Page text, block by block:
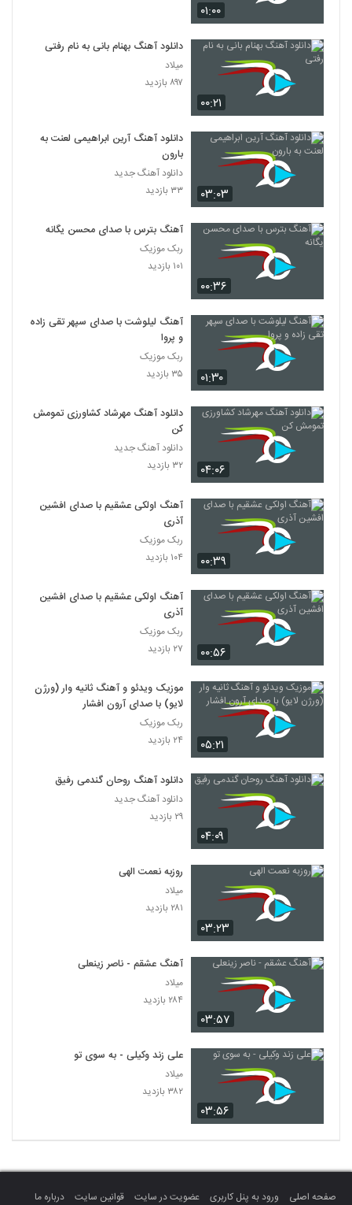
۰۱:۰۰
۰۰:۲۱
دانلود آهنگ بهنام بانی به نام رفتی
میلاد
۸۹۷ بازدید
۰۳:۰۳
دانلود آهنگ آرین ابراهیمی لعنت به
بارون
دانلود آهنگ جدید
۳۳ بازدید
۰۰:۳۶
آهنگ بترس با صدای محسن یگانه
ربک موزیک
۱۰۱ بازدید
۰۱:۳۰
آهنگ لیلوشت با صدای سپهر تقی زاده
و پروا
ربک موزیک
۳۵ بازدید
۰۴:۰۶
دانلود آهنگ مهرشاد کشاورزی تمومش
کن
دانلود آهنگ جدید
۳۲ بازدید
۰۰:۳۹
آهنگ اولکی عشقیم با صدای افشین
آذری
ربک موزیک
۱۰۴ بازدید
۰۰:۵۶
آهنگ اولکی عشقیم با صدای افشین
آذری
ربک موزیک
۲۷ بازدید
۰۵:۲۱
موزیک ویدئو و آهنگ ثانیه وار (ورژن
لایو) با صدای آرون افشار
ربک موزیک
۲۴ بازدید
۰۴:۰۹
دانلود آهنگ روحان گندمی رفیق
دانلود آهنگ جدید
۲۹ بازدید
۰۳:۲۳
روزبه نعمت الهی
میلاد
۲۸۱ بازدید
۰۳:۵۷
آهنگ عشقم - ناصر زینعلی
میلاد
۲۸۴ بازدید
۰۳:۵۶
علی زند وکیلی - به سوی تو
میلاد
۳۸۲ بازدید
صفحه اصلی ورود به پنل کاربری عضویت در سایت قوانین سایت درباره ما